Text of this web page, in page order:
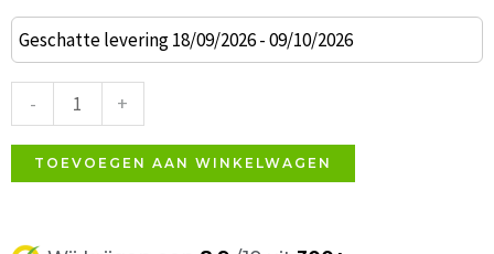
Geschatte levering 18/09/2026 - 09/10/2026
-
Guia
stoel
bordeaux
rood
velours
aantal
+
TOEVOEGEN AAN WINKELWAGEN